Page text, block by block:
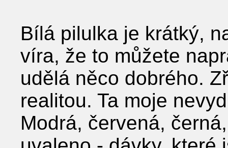
Bílá pilulka je krátký,
víra, že to můžete
udělá něco dobrého.
realitou. Ta moje
Modrá, červená,